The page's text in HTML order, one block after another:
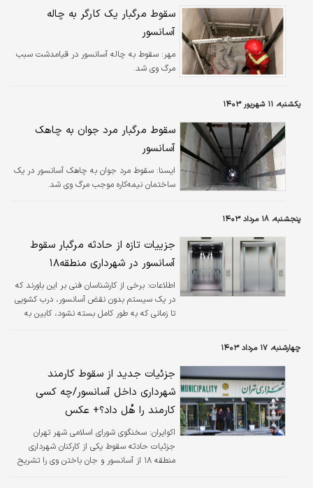
سقوط مرگبار یک کارگر به چاله
آسانسور
مهر: سقوط به چاله آسانسور در قیامدشت سبب
مرگ وی شد.
یکشنبه، ۱۱ شهریور ۱۴۰۳
سقوط مرگبار مرد جوان به چاهک
آسانسور
ايسنا: سقوط مرد جوان به چاهک آسانسور در یک
ساختمان نیمه‌کاره موجب مرگ وی شد.
پنجشنبه، ۱۸ مرداد ۱۴۰۳
جزییات تازه از حادثه مرگبار سقوط
آسانسور در شهرداری منطقه۱۸
اطلاعات: برخی از کارشناسان فنی بر این باورند که
در یک سیستم بدون نقض آسانسور، درب کشویی
تا زمانی که به طور کامل بسته نشود، کابین به
چهارشنبه، ۱۷ مرداد ۱۴۰۳
جزئیات جدید از سقوط کارمند
شهرداری داخل آسانسور/چه کسی
کارمند را هُل داد؟+ عکس
اکوایران: سخنگوی شورای اسلامی شهر تهران
جزئیات حادثه سقوط یکی از کارکنان شهرداری
منطقه ۱۸ از آسانسور و جان باختن وی را تشریح